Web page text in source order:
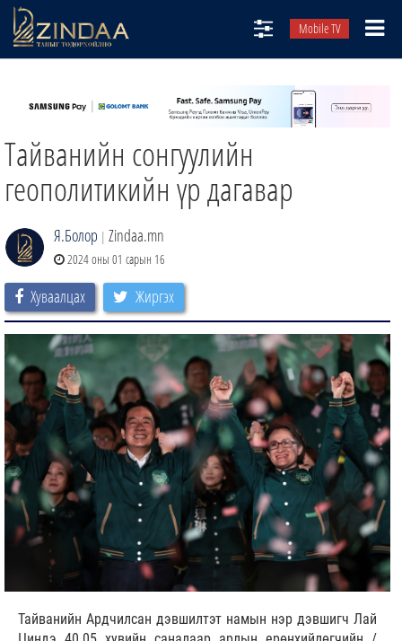
Mobile TV
ТВ8
ӨГЛӨӨНИЙ СОНИН
Тайванийн сонгуулийн
геополитикийн үр дагавар
Я.Болор | Zindaa.mn
2024 оны 01 сарын 16
Хуваалцах Жиргэх
Тайванийн Ардчилсан дэвшилтэт намын нэр дэвшигч Лай